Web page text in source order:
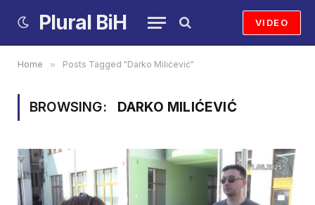
Plural BiH VIDEO
Home » Posts Tagged "Darko Milićević"
BROWSING: DARKO MILIĆEVIĆ